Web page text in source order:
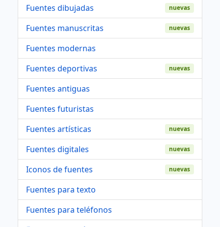
Fuentes dibujadas
nuevas
Fuentes manuscritas nuevas
Fuentes modernas
Fuentes deportivas
nuevas
Fuentes antiguas
Fuentes futuristas
Fuentes artísticas
nuevas
Fuentes digitales nuevas
Iconos de fuentes nuevas
Fuentes para texto
Fuentes para teléfonos